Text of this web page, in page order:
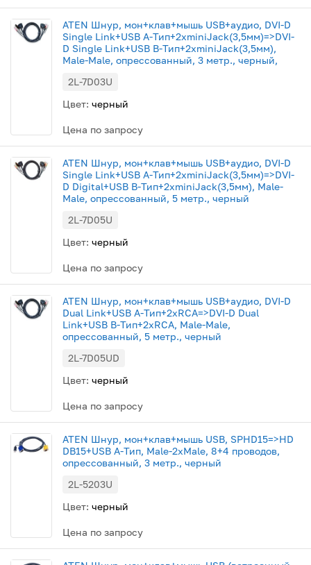
ATEN Шнур, мон+клав+мышь USB+аудио, DVI-D
Single Link+USB A-Тип+2xminiJack(3,5мм)=>DVI-
D Single Link+USB B-Тип+2xminiJack(3,5мм),
Male-Male, опрессованный, 3 метр., черный,
2L-7D03U
Цвет: черный
Цена по запросу
ATEN Шнур, мон+клав+мышь USB+аудио, DVI-D
Single Link+USB A-Тип+2xminiJack(3,5мм)=>DVI-
D Digital+USB B-Тип+2xminiJack(3,5мм), Male-
Male, опрессованный, 5 метр., черный
2L-7D05U
Цвет: черный
Цена по запросу
ATEN Шнур, мон+клав+мышь USB+аудио, DVI-D
Dual Link+USB A-Тип+2xRCA=>DVI-D Dual
Link+USB B-Тип+2xRCA, Male-Male,
опрессованный, 5 метр., черный
2L-7D05UD
Цвет: черный
Цена по запросу
ATEN Шнур, мон+клав+мышь USB, SPHD15=>HD
DB15+USB A-Тип, Male-2xMale, 8+4 проводов,
опрессованный, 3 метр., черный
2L-5203U
Цвет: черный
Цена по запросу